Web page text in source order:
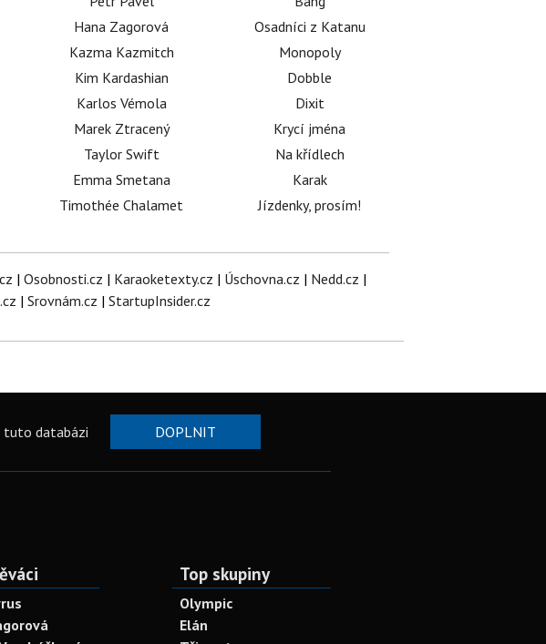
Hana Zagorová
Kazma Kazmitch
Kim Kardashian
Karlos Vémola
Marek Ztracený
Taylor Swift
Emma Smetana
Timothée Chalamet
Osadníci z Katanu
Monopoly
Dobble
Dixit
Krycí jména
Na křídlech
Karak
Jízdenky, prosím!
| Osobnosti.cz | Karaoketexty.cz | Úschovna.cz | Nedd.cz |
| Srovnám.cz | StartupInsider.cz
databázi DOPLNIT
Top skupiny
Olympic
Elán